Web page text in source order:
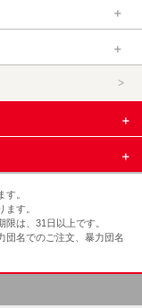
。
す。
は、31日以上です。
団名でのご注文、暴力団名